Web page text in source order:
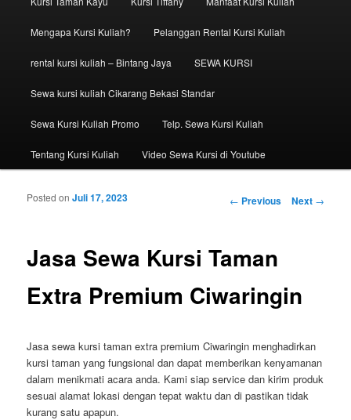
Mengapa Kursi Kuliah? Pelanggan Rental Kursi Kuliah
rental kursi kuliah – Bintang Jaya SEWA KURSI
Sewa kursi kuliah Cikarang Bekasi Standar
Sewa Kursi Kuliah Promo Telp. Sewa Kursi Kuliah
Tentang Kursi Kuliah Video Sewa Kursi di Youtube
Post navigation
← Previous Next →
Jasa Sewa Kursi Taman
Extra Premium Ciwaringin
Posted onJuli 17, 2023
Jasa sewa kursi taman extra premium Ciwaringin menghadirkan
kursi taman yang fungsional dan dapat memberikan kenyamanan
dalam menikmati acara anda. Kami siap service dan kirim produk
sesuai alamat lokasi dengan tepat waktu dan di pastikan tidak
kurang satu apapun.